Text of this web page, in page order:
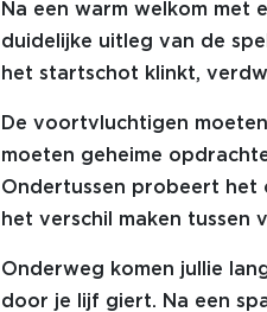
Na een warm welkom met
duidelijke uitleg van de
het startschot klinkt,
De voortvluchtigen
moeten geheime
Ondertussen probeert het
het verschil maken tussen
Onderweg komen jullie
door je lijf giert. Na een